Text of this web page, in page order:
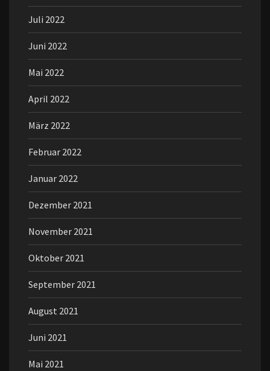
Juli 2022
Juni 2022
Mai 2022
April 2022
März 2022
Februar 2022
Januar 2022
Dezember 2021
November 2021
Oktober 2021
September 2021
August 2021
Juni 2021
Mai 2021